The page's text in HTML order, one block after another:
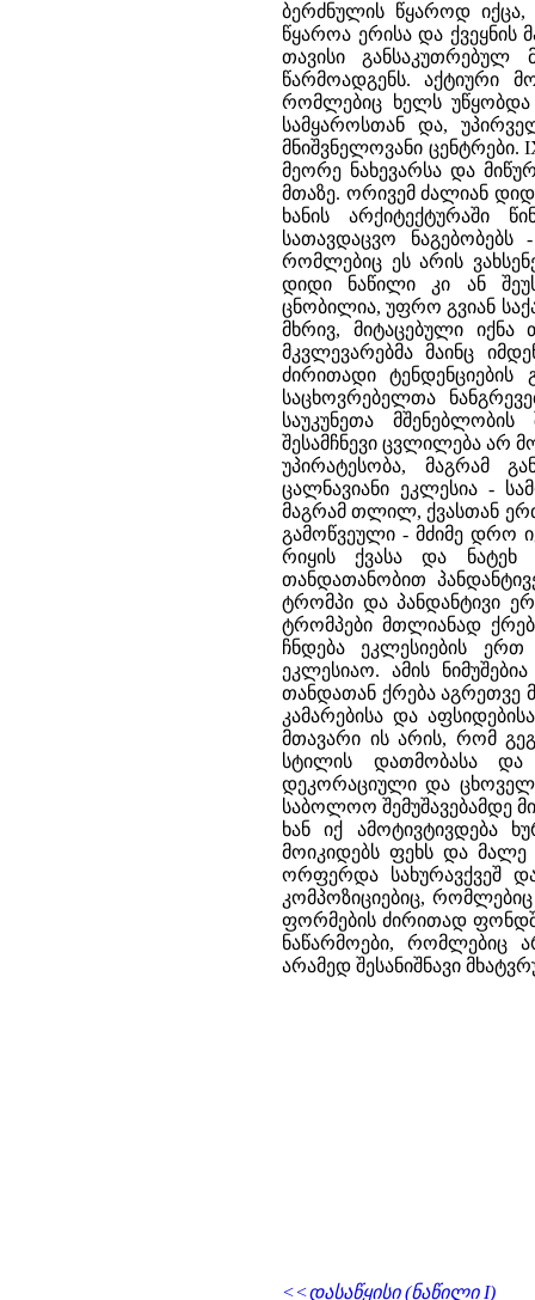
ბერძნულის წყაროდ იქცა,
წყაროა ერისა და ქვეყნის
თავისი განსაკუთრებულ
წარმოადგენს. აქტიური
რომლებიც ხელს
სამყაროსთან და,
მნიშვნელოვანი ცენტრები.
მეორე ნახევარსა და
მთაზე. ორივემ ძალიან
ხანის არქიტექტურაში
სათავდაცვო ნაგებობებს
რომლებიც ეს არის
დიდი ნაწილი კი ან
ცნობილია, უფრო გვიან
მხრივ, მიტაცებული
მკვლევარებმა მაინც
ძირითადი ტენდენციების
საცხოვრებელთა
საუკუნეთა
შესამჩნევი ცვლილება არ
უპირატესობა, მაგრამ
ცალნავიანი ეკლესია -
მაგრამ თლილ, ქვასთან
გამოწვეული - მძიმე დრო
რიყის ქვასა და ნატეხ
თანდათანობით
ტრომპი და პანდანტივი
ტრომპები მთლიანად
ჩნდება ეკლესიების
ეკლესიაო. ამის
თანდათან ქრება აგრეთვე
კამარებისა და
მთავარი ის არის, რომ
სტილის დათმობასა და
დეკორაციული და
საბოლოო შემუშავებამდე
ხან იქ ამოტივტივდება
მოიკიდებს ფეხს და მალე
ორფერდა სახურავქვეშ
კომპოზიციებიც,
ფორმების ძირითად
ნაწარმოები, რომლებიც
არამედ შესანიშნავი
<<დასაწყისი (ნაწილი I)